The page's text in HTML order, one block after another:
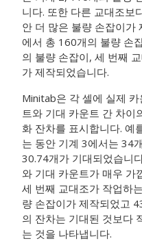
니다. 또한 다른 교대조보
안 더 많은 불량 손잡이가
에서 총 160개의 불량 손
의 불량 손잡이, 세 번째
가 제작되었습니다.
Minitab은 각 셀에 실제
트와 기대 카운트 간 차이
화 잔차를 표시합니다. 예
는 동안 기계 3에서는 34
30.74개가 기대되었습니
와 기대 카운트가 매우 가
세 번째 교대조가 작업하
량 손잡이가 제작되었고
의 잔차는 기대된 것보다
는 것을 나타냅니다.